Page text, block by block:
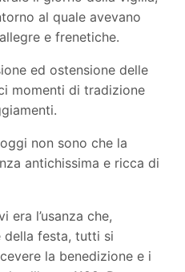
al quale avevano
e frenetiche.
ed ostensione delle
momenti di tradizione
non sono che la
antichissima e ricca di
era l’usanza che,
della festa, tutti si
la benedizione e i